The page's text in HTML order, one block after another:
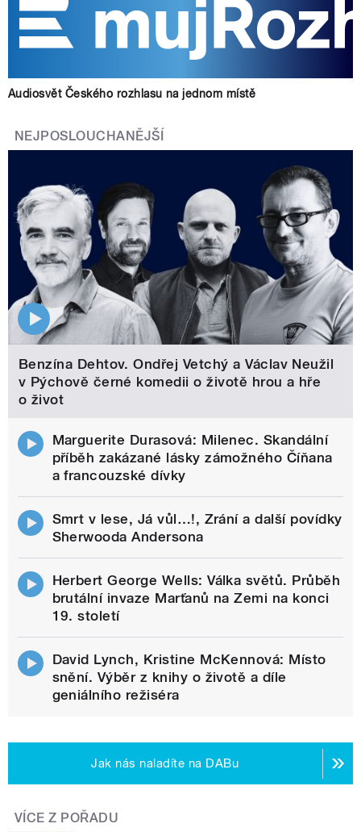
Audiosvět Českého rozhlasu na jednom místě
NEJPOSLOUCHANĚJŠÍ
Benzína Dehtov. Ondřej Vetchý a Václav Neužil
v Pýchově černé komedii o životě hrou a hře
o život
Marguerite Durasová: Milenec. Skandální
příběh zakázané lásky zámožného Číňana
a francouzské dívky
Smrt v lese, Já vůl…!, Zrání a další povídky
Sherwooda Andersona
Herbert George Wells: Válka světů. Průběh
brutální invaze Marťanů na Zemi na konci
19. století
David Lynch, Kristine McKennová: Místo
snění. Výběr z knihy o životě a díle
geniálního režiséra
Jak nás naladíte na DABu
VÍCE Z POŘADU